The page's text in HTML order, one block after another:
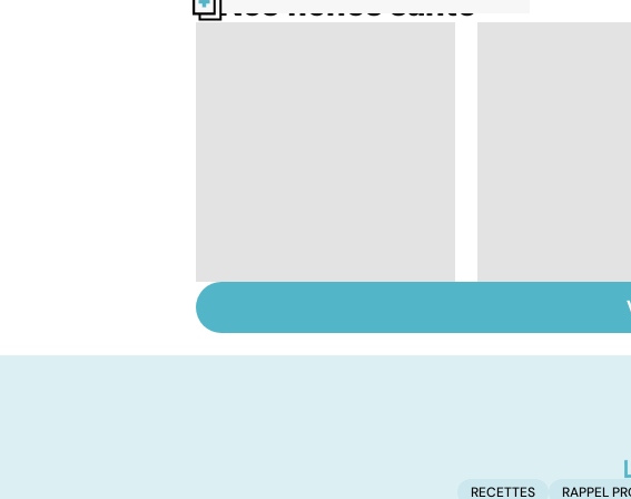
infections
Tout savoir
maux du
RECETTES RAPPEL